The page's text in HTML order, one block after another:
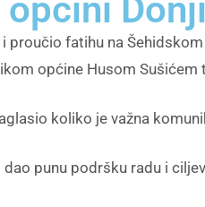
općini
fatihu na
općine Husom
koliko je važna
punu podršku radu i